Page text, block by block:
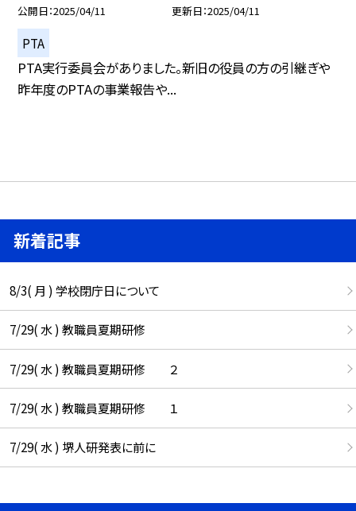
公開日 2025/04/11 更新日 2025/04/11
PTA
PTA実行委員会がありました。新旧の役員の方の引継ぎや
昨年度のPTAの事業報告や...
新着記事
8/3( 月 ) 学校閉庁日について
7/29( 水 ) 教職員夏期研修
7/29( 水 ) 教職員夏期研修 ２
7/29( 水 ) 教職員夏期研修 １
7/29( 水 ) 堺人研発表に前に